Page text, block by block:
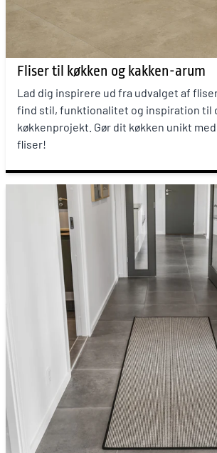
Fliser til køkken og kakken-arum
Lad dig inspirere ud fra udvalget af
find stil, funktionalitet og inspiration til
køkkenprojekt. Gør dit køkken unikt
fliser!